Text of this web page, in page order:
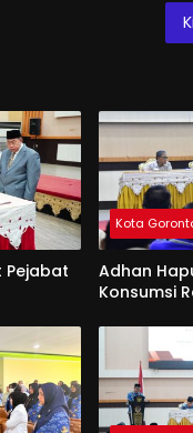
Pejabat
Kota
Adhan
Konsumsi